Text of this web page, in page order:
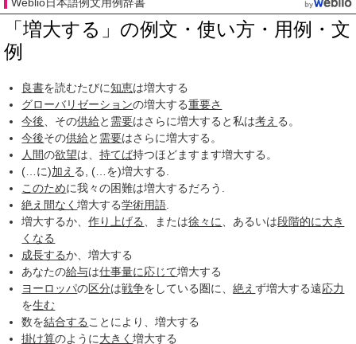
「増大する」の例文・使い方・用例・文
例
良書を読むたびに知恵は増大する
グローバリゼーションの増大する重要さ
今後 、その供給と 需要はさらに増大すると私は考え る。
今後その供給と 需要はさらに増大する。
人間の欲望は、持てば持つほどますます増大する。
(…に)加え る, (…を)増大する.
このために我々の困難は増大するだろう.
絶え間なく増大する学術用語
増大するか、作り上げる 、または徐々に 、あるいは段階的に大き
くなる
成長するか、増大する
あなたの給与は仕事量に応じて増大する
ヨーロッパの区分は戦争をしている圏に、絶えず増大する遠応力
を生む
数を結合する ことにより、増大する
掛け算のように大きく増大する